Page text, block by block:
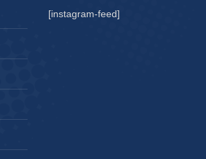
[instagram-feed]